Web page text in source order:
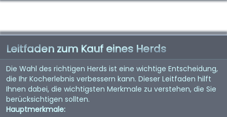
Leitfaden zum Kauf eines Herds
Die Wahl des richtigen Herds ist eine wichtige Entscheidung,
die Ihr Kocherlebnis verbessern kann. Dieser Leitfaden hilft
Ihnen dabei, die wichtigsten Merkmale zu verstehen, die Sie
berücksichtigen sollten.
Hauptmerkmale: